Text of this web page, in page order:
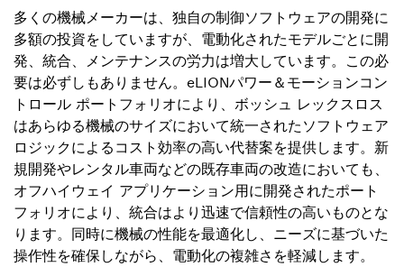
多くの機械メーカーは、独自の制御ソフトウェアの開発に
多額の投資をしていますが、電動化されたモデルごとに開
発、統合、メンテナンスの労力は増大しています。この必
要は必ずしもありません。eLIONパワー＆モーションコン
トロール ポートフォリオにより、ボッシュ レックスロス
はあらゆる機械のサイズにおいて統一されたソフトウェア
ロジックによるコスト効率の高い代替案を提供します。新
規開発やレンタル車両などの既存車両の改造においても、
オフハイウェイ アプリケーション用に開発されたポート
フォリオにより、統合はより迅速で信頼性の高いものとな
ります。同時に機械の性能を最適化し、ニーズに基づいた
操作性を確保しながら、電動化の複雑さを軽減します。